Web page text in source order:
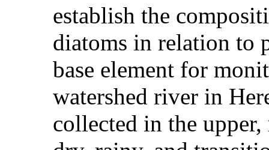
establish the
diatoms in relation to
base element for
watershed river in
collected in the